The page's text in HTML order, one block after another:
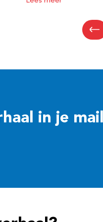
in je